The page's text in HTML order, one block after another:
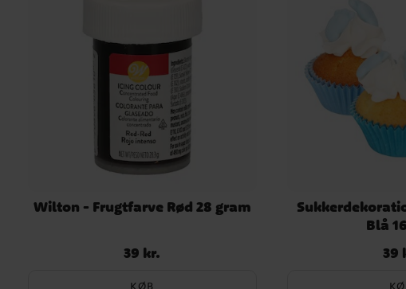
Wilton - Frugtfarve Rød 28 gram
Pris: 39 kr.
39 kr.
KØB
Blå
Pris:
39